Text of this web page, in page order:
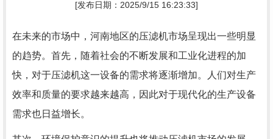
[发布日期：2025/9/15 16:23:33]
在未来的市场中，河南地区的压滤机市场呈现出一些明显
的趋势。首先，随着社会的不断发展和工业化进程的加
快，对于压滤机这一设备的需求将逐渐增加。人们对生产
效率和质量的要求越来越高，因此对于现代化的生产设备
需求也日益增长。